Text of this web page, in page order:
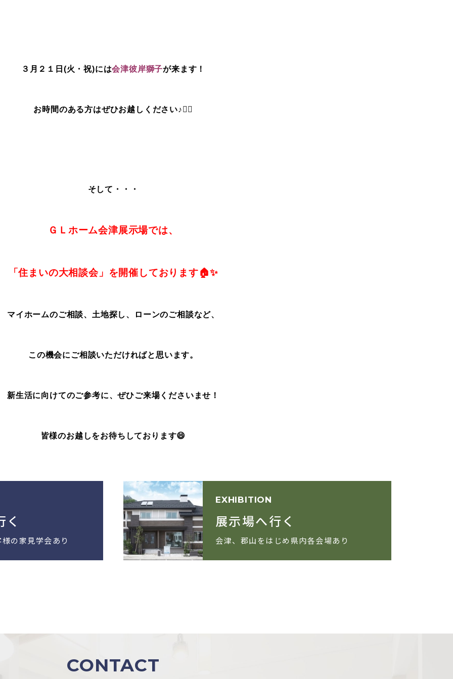
３月２１日(火・祝)には会津彼岸獅子が来ます！
お時間のある方はぜひお越しください♪💁‍♀️
そして・・・
ＧＬホーム会津展示場では、
「住まいの大相談会」を開催しております🏠✨
マイホームのご相談、土地探し、ローンのご相談など、
この機会にご相談いただければと思います。
新生活に向けてのご参考に、ぜひご来場くださいませ！
皆様のお越しをお待ちしております😄
の家見学会あり
EXHIBITION
展示場へ行く
会津、郡山をはじめ県内各会場あり
CONTACT